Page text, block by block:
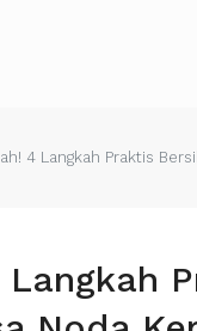
4 Langkah Praktis
Langkah